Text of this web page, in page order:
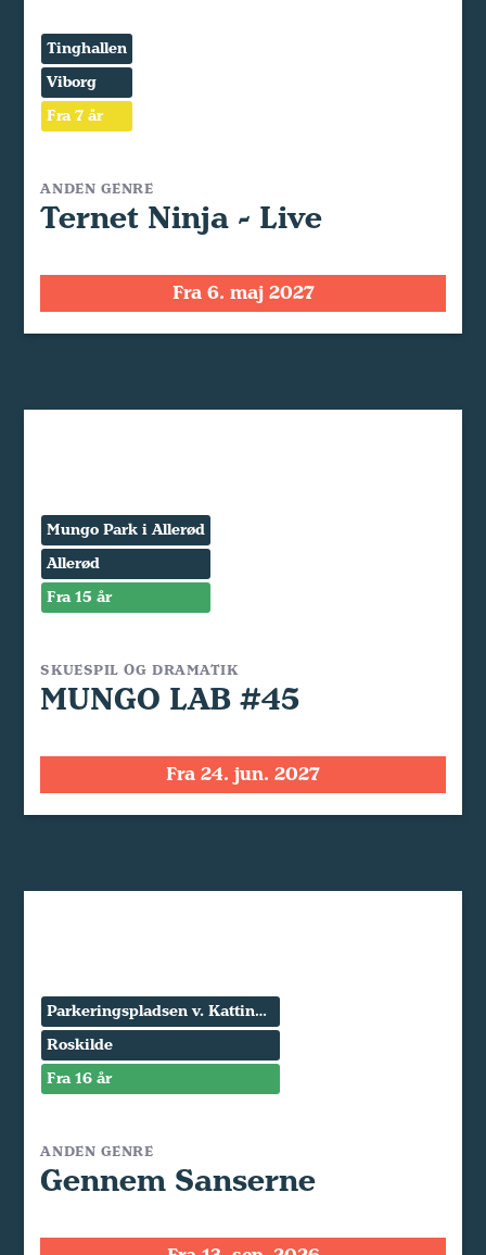
Tinghallen
Viborg
Fra 7 år
ANDEN GENRE
Ternet Ninja - Live
Fra 6. maj 2027
Mungo Park i Allerød
Allerød
Fra 15 år
SKUESPIL OG DRAMATIK
MUNGO LAB #45
Fra 24. jun. 2027
Parkeringspladsen v. Kattinge Værk
Roskilde
Fra 16 år
ANDEN GENRE
Gennem Sanserne